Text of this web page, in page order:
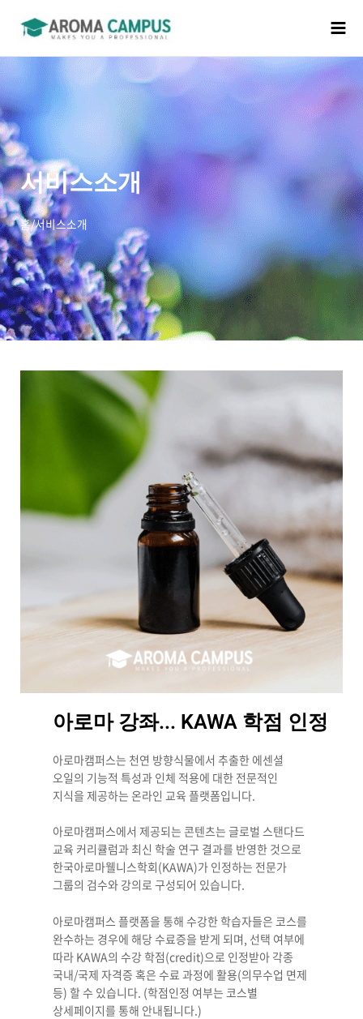
서비스소개
홈/서비스소개
아로마 강좌... KAWA 학점 인정
아로마캠퍼스는 천연 방향식물에서 추출한 에센셜
오일의 기능적 특성과 인체 적용에 대한 전문적인
지식을 제공하는 온라인 교육 플랫폼입니다.
아로마캠퍼스에서 제공되는 콘텐츠는 글로벌 스탠다드
교육 커리큘럼과 최신 학술 연구 결과를 반영한 것으로
한국아로마웰니스학회(KAWA)가 인정하는 전문가
그룹의 검수와 강의로 구성되어 있습니다.
아로마캠퍼스 플랫폼을 통해 수강한 학습자들은 코스를
완수하는 경우에 해당 수료증을 받게 되며, 선택 여부에
따라 KAWA의 수강 학점(credit)으로 인정받아 각종
국내/국제 자격증 혹은 수료 과정에 활용(의무수업 면제
등) 할 수 있습니다. (학점인정 여부는 코스별
상세페이지를 통해 안내됩니다.)